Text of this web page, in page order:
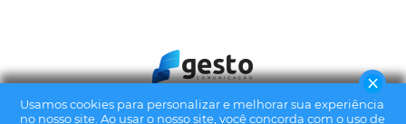
Usamos cookies para personalizar e melhorar sua experiência
no nosso site. Ao usar o nosso site, você concorda com o uso de